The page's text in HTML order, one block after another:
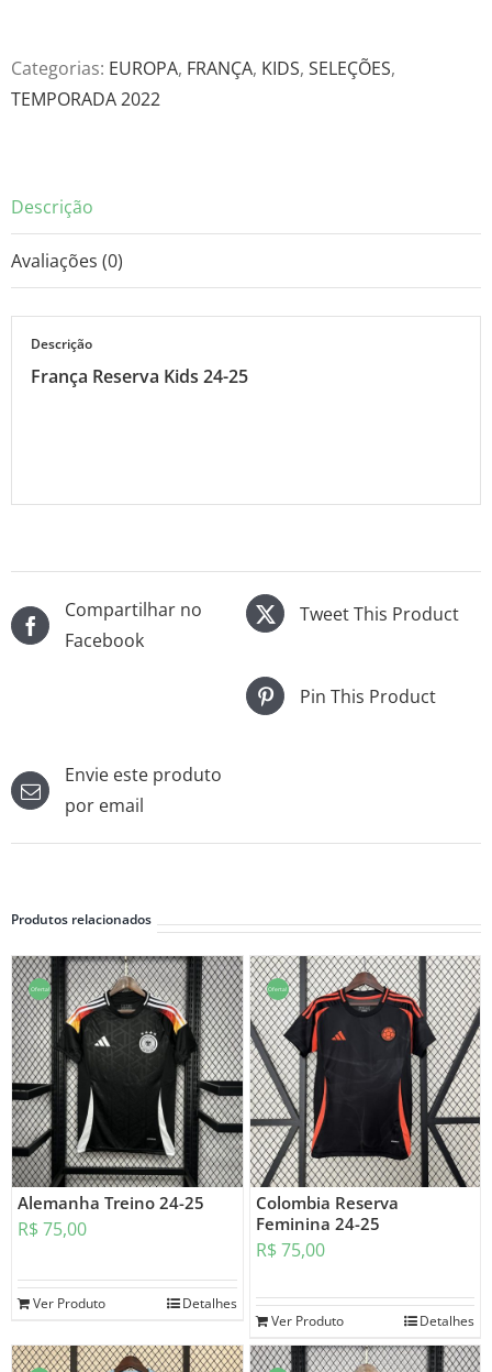
24-
25
Categorias: EUROPA, FRANÇA, KIDS, SELEÇÕES,
TEMPORADA 2022
Descrição
Avaliações (0)
Descrição
França Reserva Kids 24-25
Compartilhar no
Facebook
Tweet This Product
Pin This Product
Envie este produto
por email
Produtos relacionados
Oferta!
Alemanha Treino 24-25
R$ 75,00
Ver Produto Detalhes
Oferta!
Colombia Reserva
Feminina 24-25
R$ 75,00
Ver Produto Detalhes